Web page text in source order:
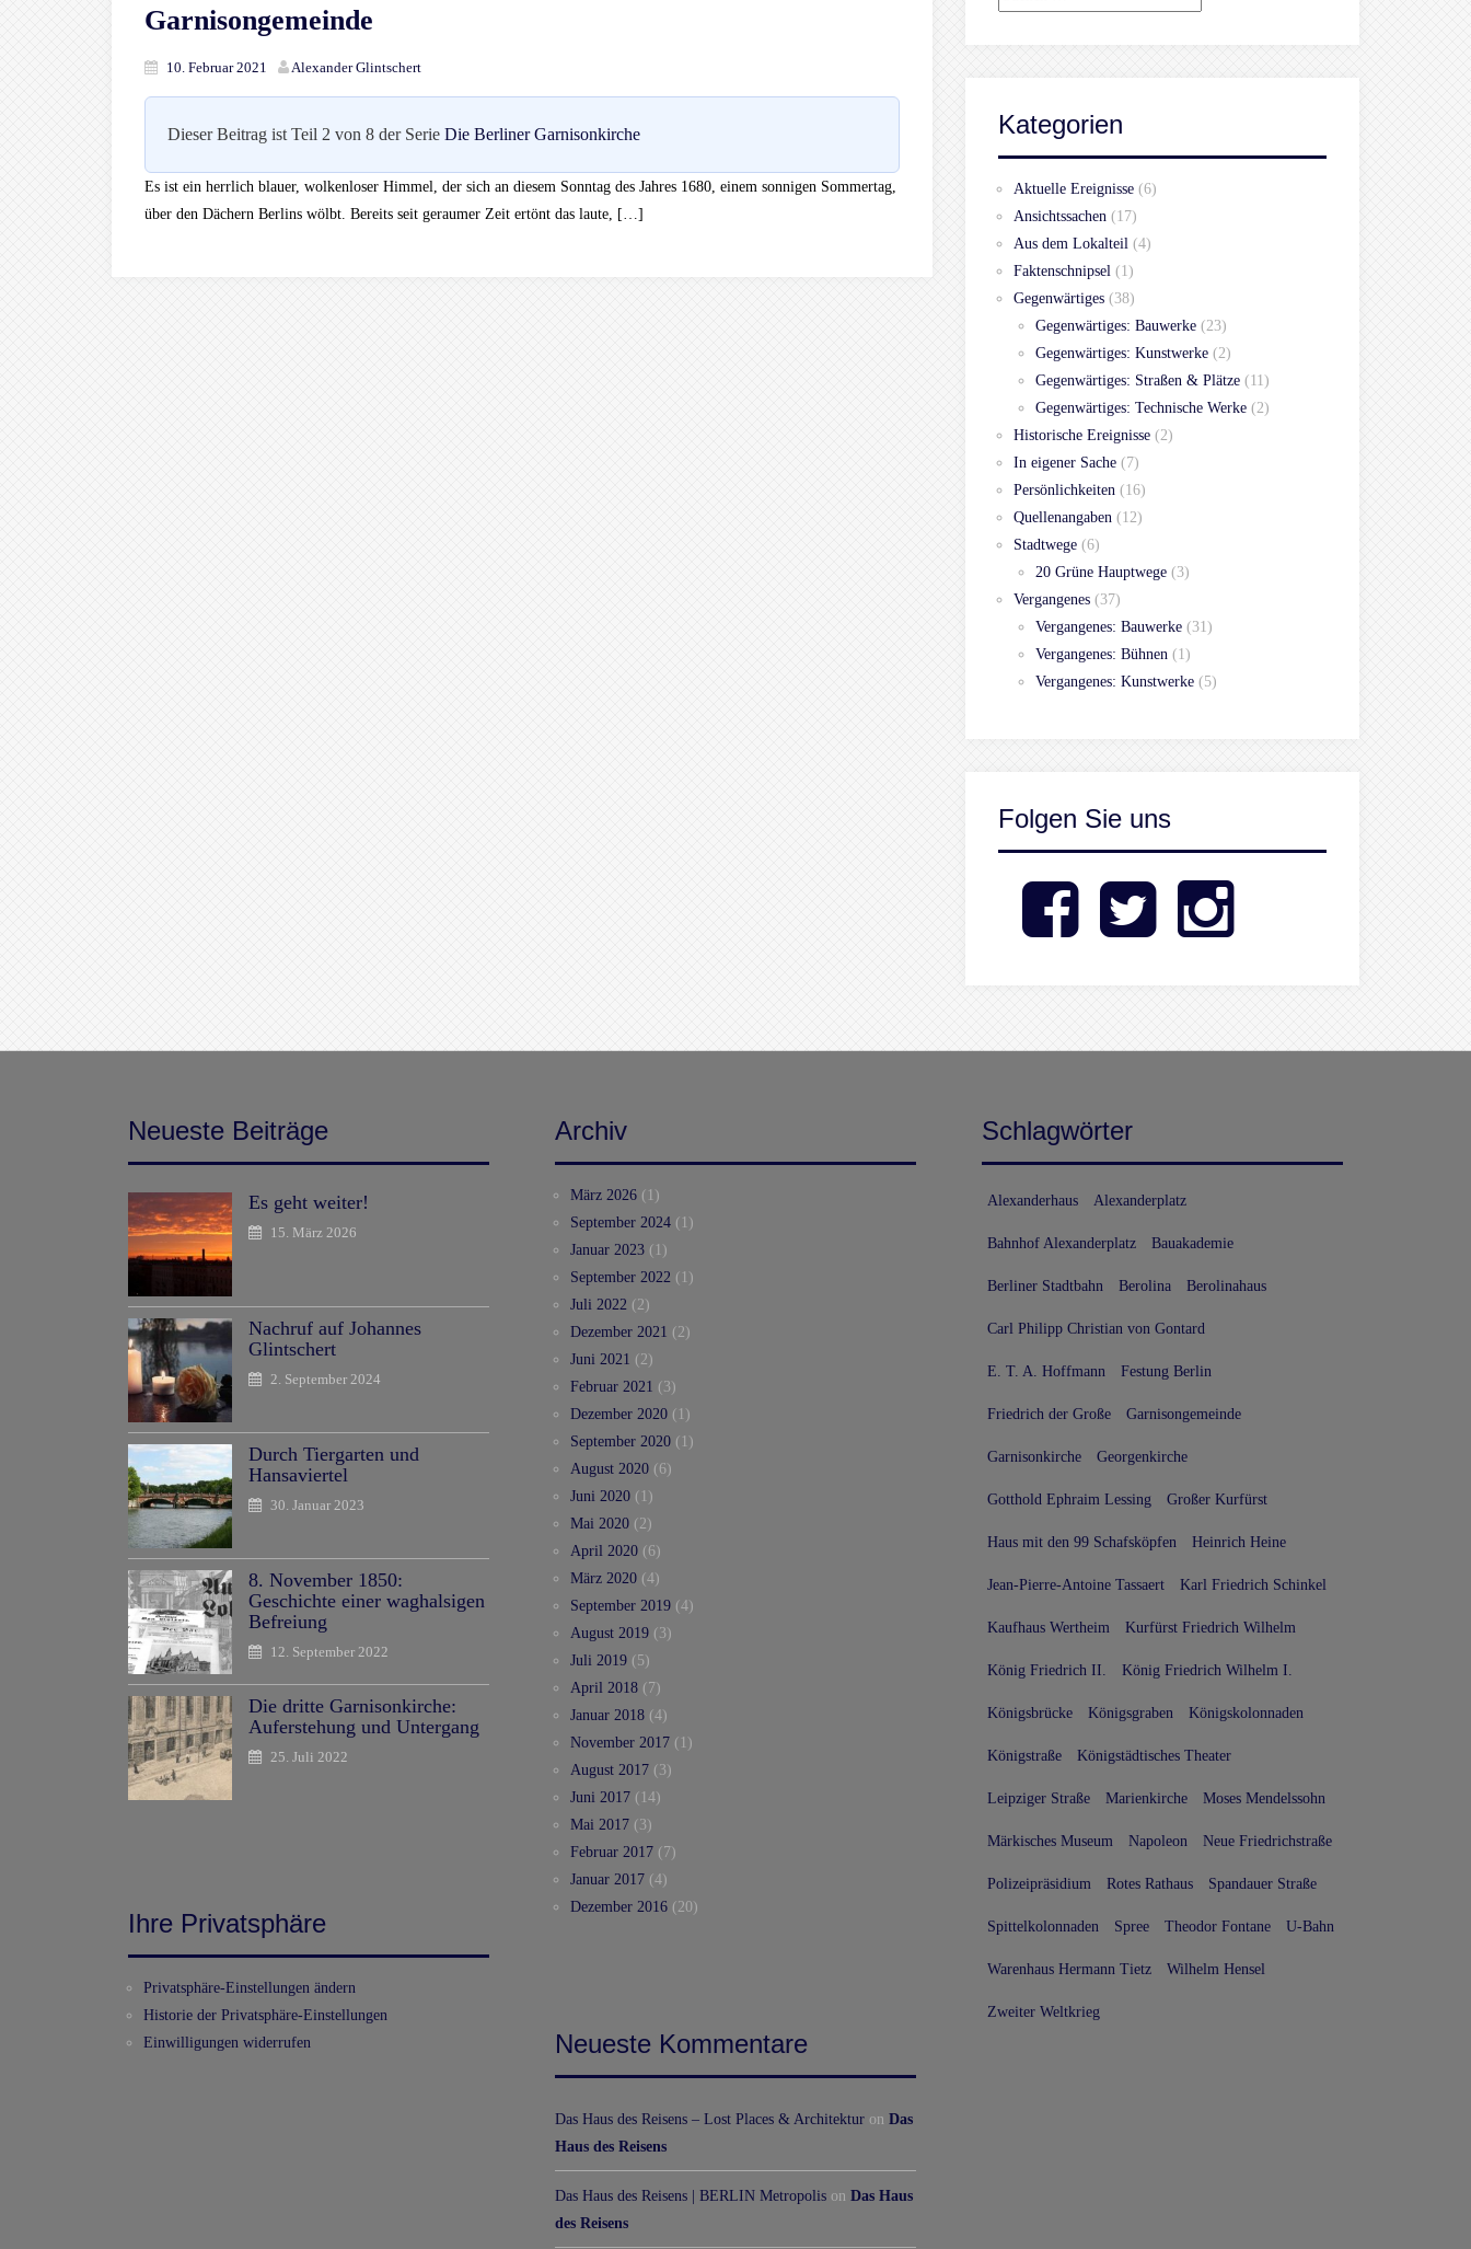
Garnisongemeinde
10. Februar 2021 Alexander Glintschert
Dieser Beitrag ist Teil 2 von 8 der Serie Die Berliner Garnisonkirche
Es ist ein herrlich blauer, wolkenloser Himmel, der sich an diesem Sonntag des Jahres 1680, einem sonnigen Sommertag,
über den Dächern Berlins wölbt. Bereits seit geraumer Zeit ertönt das laute, […]
Kategorien
Aktuelle Ereignisse (6)
Ansichtssachen (17)
Aus dem Lokalteil (4)
Faktenschnipsel (1)
Gegenwärtiges (38)
Gegenwärtiges: Bauwerke (23)
Gegenwärtiges: Kunstwerke (2)
Gegenwärtiges: Straßen & Plätze (11)
Gegenwärtiges: Technische Werke (2)
Historische Ereignisse (2)
In eigener Sache (7)
Persönlichkeiten (16)
Quellenangaben (12)
Stadtwege (6)
20 Grüne Hauptwege (3)
Vergangenes (37)
Vergangenes: Bauwerke (31)
Vergangenes: Bühnen (1)
Vergangenes: Kunstwerke (5)
Folgen Sie uns
Facebook Twitter Instagram
Neueste Beiträge
Es geht weiter!
15. März 2026
Nachruf auf Johannes
Glintschert
2. September 2024
Durch Tiergarten und
Hansaviertel
30. Januar 2023
8. November 1850:
Geschichte einer waghalsigen
Befreiung
12. September 2022
Die dritte Garnisonkirche:
Auferstehung und Untergang
25. Juli 2022
Ihre Privatsphäre
Privatsphäre-Einstellungen ändern
Historie der Privatsphäre-Einstellungen
Einwilligungen widerrufen
Archiv
März 2026 (1)
September 2024 (1)
Januar 2023 (1)
September 2022 (1)
Juli 2022 (2)
Dezember 2021 (2)
Juni 2021 (2)
Februar 2021 (3)
Dezember 2020 (1)
September 2020 (1)
August 2020 (6)
Juni 2020 (1)
Mai 2020 (2)
April 2020 (6)
März 2020 (4)
September 2019 (4)
August 2019 (3)
Juli 2019 (5)
April 2018 (7)
Januar 2018 (4)
November 2017 (1)
August 2017 (3)
Juni 2017 (14)
Mai 2017 (3)
Februar 2017 (7)
Januar 2017 (4)
Dezember 2016 (20)
Neueste Kommentare
Das Haus des Reisens – Lost Places & Architektur on Das
Haus des Reisens
Das Haus des Reisens | BERLIN Metropolis on Das Haus
des Reisens
Schlagwörter
Alexanderhaus Alexanderplatz
Bahnhof Alexanderplatz Bauakademie
Berliner Stadtbahn Berolina Berolinahaus
Carl Philipp Christian von Gontard
E. T. A. Hoffmann Festung Berlin
Friedrich der Große Garnisongemeinde
Garnisonkirche Georgenkirche
Gotthold Ephraim Lessing Großer Kurfürst
Haus mit den 99 Schafsköpfen Heinrich Heine
Jean-Pierre-Antoine Tassaert Karl Friedrich Schinkel
Kaufhaus Wertheim Kurfürst Friedrich Wilhelm
König Friedrich II. König Friedrich Wilhelm I.
Königsbrücke Königsgraben Königskolonnaden
Königstraße Königstädtisches Theater
Leipziger Straße Marienkirche Moses Mendelssohn
Märkisches Museum Napoleon Neue Friedrichstraße
Polizeipräsidium Rotes Rathaus Spandauer Straße
Spittelkolonnaden Spree Theodor Fontane U-Bahn
Warenhaus Hermann Tietz Wilhelm Hensel
Zweiter Weltkrieg